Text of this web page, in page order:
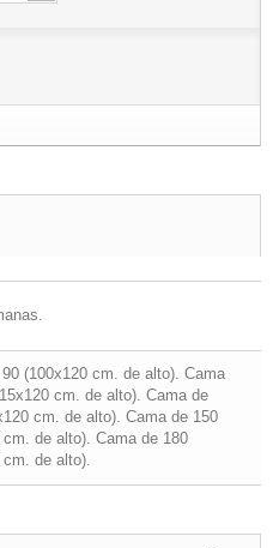
(100x120 cm. de alto). Cama
cm. de alto). Cama de
cm. de alto). Cama de 150
cm. de alto). Cama de 180
cm. de alto).